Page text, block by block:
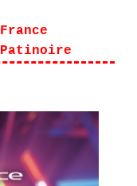
France
Patinoire